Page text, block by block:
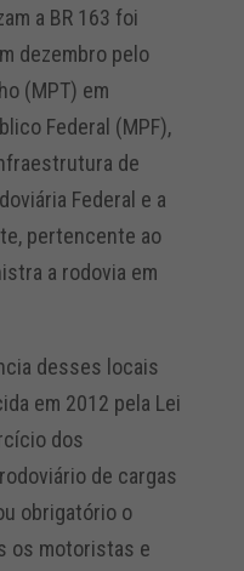
a BR 163 foi
dezembro pelo
(MPT) em
Federal (MPF),
de
Federal e a
pertencente ao
a rodovia em
desses locais
em 2012 pela Lei
dos
de cargas
obrigatório o
os motoristas e